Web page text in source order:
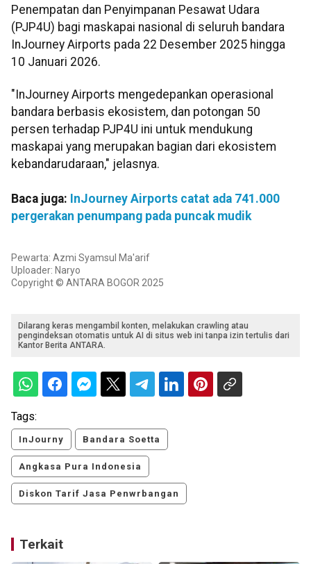
Penempatan dan Penyimpanan Pesawat Udara
(PJP4U) bagi maskapai nasional di seluruh bandara
InJourney Airports pada 22 Desember 2025 hingga
10 Januari 2026.
"InJourney Airports mengedepankan operasional
bandara berbasis ekosistem, dan potongan 50
persen terhadap PJP4U ini untuk mendukung
maskapai yang merupakan bagian dari ekosistem
kebandarudaraan," jelasnya.
Baca juga: InJourney Airports catat ada 741.000
pergerakan penumpang pada puncak mudik
Pewarta: Azmi Syamsul Ma'arif
Uploader: Naryo
Copyright © ANTARA BOGOR 2025
Dilarang keras mengambil konten, melakukan crawling atau
pengindeksan otomatis untuk AI di situs web ini tanpa izin tertulis dari
Kantor Berita ANTARA.
Tags:
InJourny Bandara Soetta
Angkasa Pura Indonesia
Diskon Tarif Jasa Penwrbangan
Terkait